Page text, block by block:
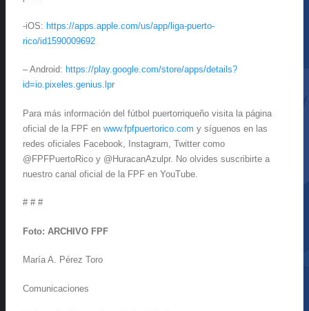
-iOS: https://apps.apple.com/us/app/liga-puerto-
rico/id1590009692
– Android: https://play.google.com/store/apps/details?
id=io.pixeles.genius.lpr
Para más información del fútbol puertorriqueño visita la página
oficial de la FPF en www.fpfpuertorico.com y síguenos en las
redes oficiales Facebook, Instagram, Twitter como
@FPFPuertoRico y @HuracanAzulpr. No olvides suscribirte a
nuestro canal oficial de la FPF en YouTube.
# # #
Foto: ARCHIVO FPF
María A. Pérez Toro
Comunicaciones